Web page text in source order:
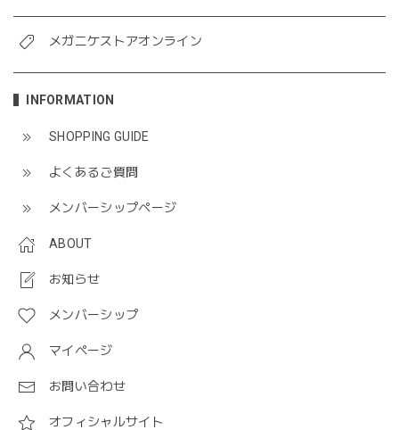
メガニケストアオンライン
INFORMATION
SHOPPING GUIDE
よくあるご質問
メンバーシップページ
ABOUT
お知らせ
メンバーシップ
マイページ
お問い合わせ
オフィシャルサイト